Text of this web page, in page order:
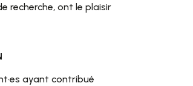
recherche, ont le plaisir
ayant contribué